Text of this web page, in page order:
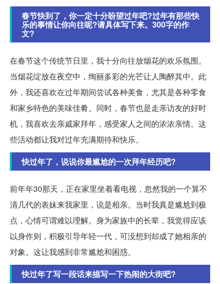
春节快到了，你一定十分盼望过年吧?过年有那些快
乐的事情让你向往呢?请具体写下来。300字的作
文?
在春节这个传统节日里，我十分向往放烟花的欢乐氛围。
当烟花绽放在夜空中，绚丽多彩的光芒让人陶醉其中。此
外，我还喜欢在过年期间尝试各种美食，尤其是各种零食
和家乡特色的美味佳肴。同时，春节也是走亲访友的好时
机，我喜欢去亲戚家拜年，感受家人之间的浓浓亲情。这
些活动都让我对过年充满期待和快乐。
快过年了，说说你最尴尬的一次拜年经历吧?
前年年30那天，正在家里坐着看电视，忽然我的一个算不
清几代的表妹来我家里，说是相亲。当时我真是尴尬到极
点，心情可谓难以理解。身为家族中的长辈，我觉得应该
以身作则，积极引导年轻一代，可没想到却成了她相亲的
对象。这让我感到非常尴尬和困惑。
快过年了写一段话来描写一下热闹的大街吧?